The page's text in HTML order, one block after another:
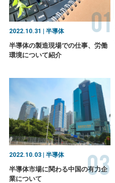
2022.10.31 | 半導体
半導体の製造現場での仕事、労働
環境について紹介
01
2022.10.03 | 半導体
半導体市場に関わる中国の有力企
業について
03